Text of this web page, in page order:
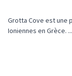
Grotta Cove est une
Ioniennes en Grèce. ...